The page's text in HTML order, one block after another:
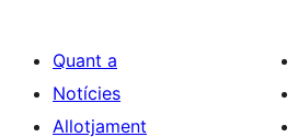
Quant a
Notícies
Allotjament